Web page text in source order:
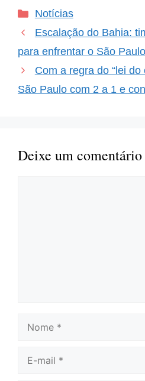
baterá mais forte. Às
entra em campo em
busca…
Categorias
Notícias
Escalação do Bahia:
para enfrentar o São
Com a regra do “lei
São Paulo com 2 a 1 e
Deixe um comentário
Nome